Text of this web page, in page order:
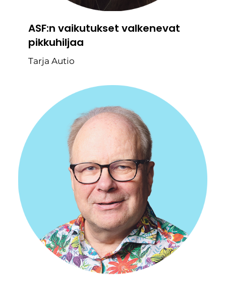
ASF:n vaikutukset valkenevat
pikkuhiljaa
Tarja Autio